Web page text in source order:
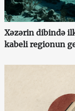
Xəzərin dibində
kabeli regionun